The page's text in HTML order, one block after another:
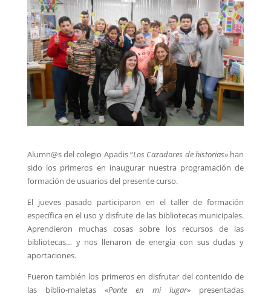
Alumn@s del colegio Apadis “Los Cazadores de historias» han
sido los primeros en inaugurar nuestra programación de
formación de usuarios del presente curso.
El jueves pasado participaron en el taller de formación
específica en el uso y disfrute de las bibliotecas municipales.
Aprendieron muchas cosas sobre los recursos de las
bibliotecas… y nos llenaron de energía con sus dudas y
aportaciones.
Fueron también los primeros en disfrutar del contenido de
las biblio-maletas «Ponte en mi lugar» presentadas